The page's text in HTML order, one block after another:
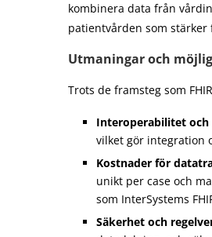
kombinera data från
patientvården som
Utmaningar och
Trots de framsteg som
Interoperabilitet
vilket gör integration
Kostnader för
unikt per case och
som InterSystems
Säkerhet och